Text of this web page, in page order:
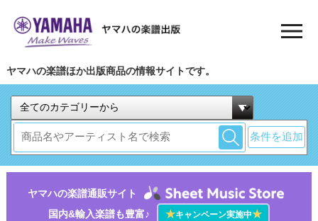
ヤマハの楽譜ほか出版商品の情報サイトです。
条件を追加
ヤマハの楽譜通販サイト
国内&輸入楽譜も豊富♪
★キャンペーン実施中★